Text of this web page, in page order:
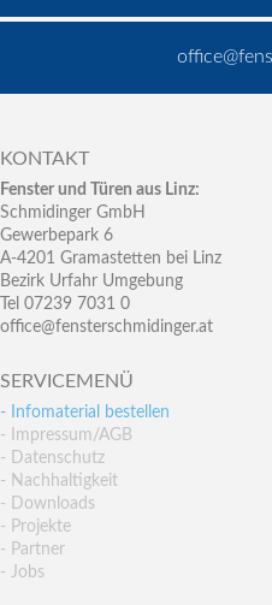
KONTAKT
Fenster und Türen aus Linz:
Schmidinger GmbH
Gewerbepark 6
A-4201 Gramastetten bei Linz
Bezirk Urfahr Umgebung
Tel 07239 7031 0
office@fensterschmidinger.at
SERVICEMENÜ
- Infomaterial bestellen
- Impressum/AGB
- Datenschutz
- Nachhaltigkeit
- Downloads
- Projekte
- Partner
- Jobs